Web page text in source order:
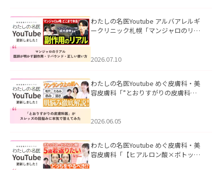
わたしの名医Youtube アルバアレルギ
ークリニック札幌「マンジャロのリア
た。
2026.07.10
わたしの名医Youtube めぐ皮膚科・美
容皮膚科「”とおりすがりの皮膚科
2026.06.05
わたしの名医Youtube めぐ皮膚科・美
容皮膚科「【ヒアルロン酸×ボトック